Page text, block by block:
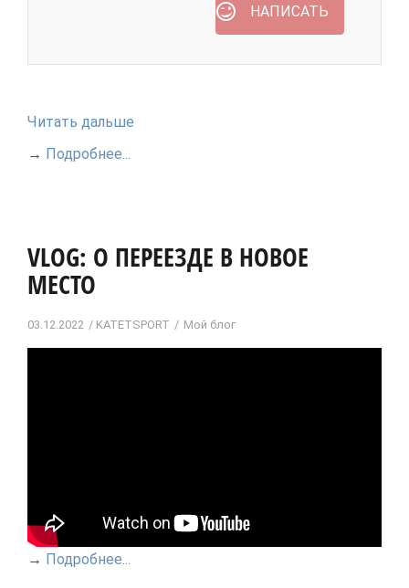
НАПИСАТЬ
Читать дальше
→ Подробнее...
VLOG: О ПЕРЕЕЗДЕ В НОВОЕ
МЕСТО
03.12.2022 KATETSPORT Мой блог
→ Подробнее...